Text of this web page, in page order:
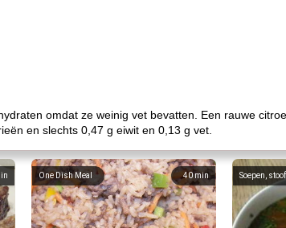
omdat ze weinig vet bevatten. Een rauwe
en slechts 0,47 g eiwit en 0,13 g vet.
40min
One Dish Meal Soepen,